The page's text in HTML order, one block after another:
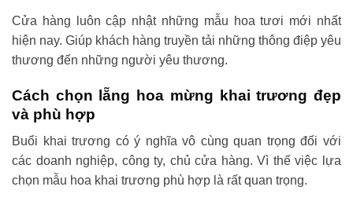
Cửa hàng luôn cập nhật những mẫu hoa tươi mới nhất
hiện nay. Giúp khách hàng truyền tải những thông điệp yêu
thương đến những người yêu thương.
Cách chọn lẵng hoa mừng khai trương đẹp
và phù hợp
Buổi khai trương có ý nghĩa vô cùng quan trọng đối với
các doanh nghiệp, công ty, chủ cửa hàng. Vì thế việc lựa
chọn mẫu hoa khai trương phù hợp là rất quan trọng.